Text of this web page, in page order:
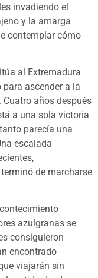
invadiendo el
y la amarga
contemplar cómo
al Extremadura
ascender a la
años después
a una sola victoria
parecía una
escalada
de marcharse
azulgranas se
consiguieron
encontrado
viajarán sin